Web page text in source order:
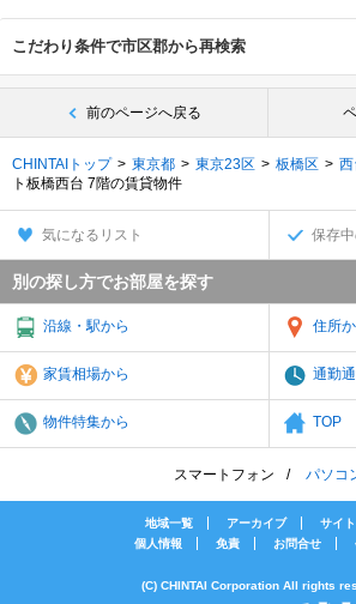
こだわり条件で市区郡から再検索
前のページへ戻る
CHINTAIトップ 東京都 東京23区 板橋区 西
ト板橋西台 7階の賃貸物件
気になるリスト 保存
別の探し方でお部屋を探す
沿線・駅から 住所
家賃相場から 通勤
物件特集から TOP
スマートフォン パソコ
地域一覧 アーカイブ
サイ
個人情報
免責 お問合せ
(C) CHINTAI Corporation All rights